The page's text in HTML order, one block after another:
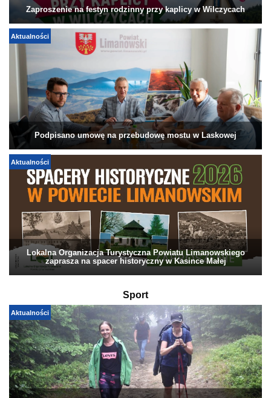
Zaproszenie na festyn rodzinny przy kaplicy w Wilczycach
Aktualności
Podpisano umowę na przebudowę mostu w Laskowej
Aktualności
Lokalna Organizacja Turystyczna Powiatu Limanowskiego
zaprasza na spacer historyczny w Kasince Małej
Sport
Aktualności